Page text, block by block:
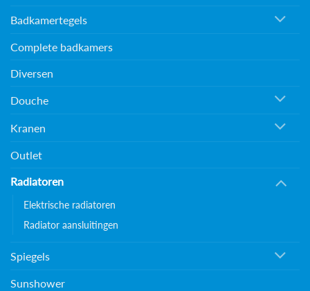
Badkamertegels
Complete badkamers
Diversen
Douche
Kranen
Outlet
Radiatoren
Elektrische radiatoren
Radiator aansluitingen
Spiegels
Sunshower